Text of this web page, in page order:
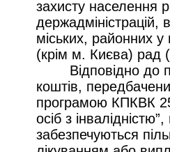
захисту населення
міських, районних у
(крім м. Києва) рад
Відповідно до
коштів,
програмою КПКВК
осіб з
забезпечуються